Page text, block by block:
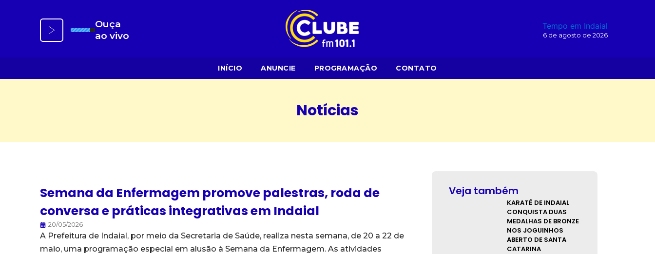
Ouça
ao vivo
Tempo em Indaial
6 de agosto de 2026
INÍCIO ANUNCIE PROGRAMAÇÃO CONTATO
Notícias
Semana da Enfermagem promove palestras, roda de
conversa e práticas integrativas em Indaial
20/05/2026
A Prefeitura de Indaial, por meio da Secretaria de Saúde, realiza nesta semana, de 20 a 22 de
maio, uma programação especial em alusão à Semana da Enfermagem. As atividades
Veja também
KARATÊ DE INDAIAL
CONQUISTA DUAS
MEDALHAS DE BRONZE
NOS JOGUINHOS
ABERTO DE SANTA
CATARINA